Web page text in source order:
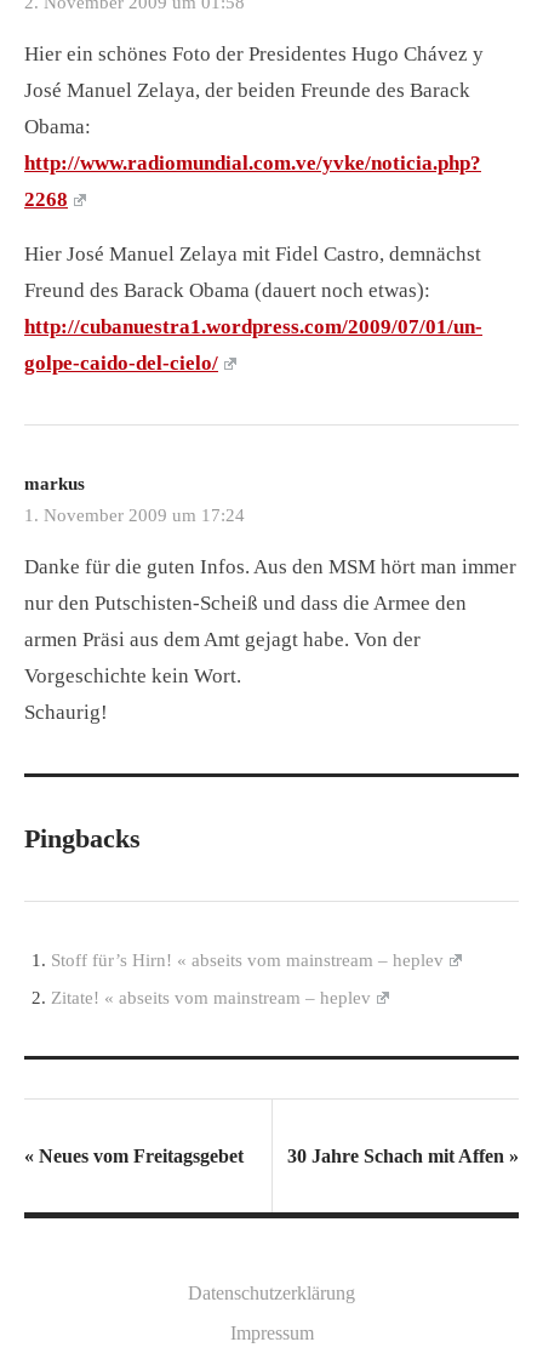
Hier ein schönes Foto der Presidentes Hugo Chávez y
José Manuel Zelaya, der beiden Freunde des Barack
Obama:
http://www.radiomundial.com.ve/yvke/noticia.php?
2268
Hier José Manuel Zelaya mit Fidel Castro, demnächst
Freund des Barack Obama (dauert noch etwas):
http://cubanuestra1.wordpress.com/2009/07/01/un-
golpe-caido-del-cielo/
markus
1. November 2009 um 17:24
Danke für die guten Infos. Aus den MSM hört man immer
nur den Putschisten-Scheiß und dass die Armee den
armen Präsi aus dem Amt gejagt habe. Von der
Vorgeschichte kein Wort.
Schaurig!
Pingbacks
Stoff für’s Hirn! « abseits vom mainstream – heplev
Zitate! « abseits vom mainstream – heplev
« Neues vom Freitagsgebet 30 Jahre Schach mit Affen »
Datenschutzerklärung
Impressum